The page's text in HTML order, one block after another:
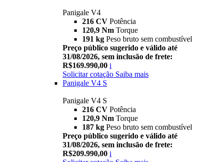
Panigale V4
216 CV Potência
120,9 Nm Torque
191 kg Peso bruto sem combustível
Preço público sugerido e válido até
31/08/2026, sem inclusão de frete:
R$169.990,00 i
Solicitar cotação Saiba mais
Panigale V4 S
Panigale V4 S
216 CV Potência
120,9 Nm Torque
187 kg Peso bruto sem combustível
Preço público sugerido e válido até
31/08/2026, sem inclusão de frete:
R$209.990,00 i